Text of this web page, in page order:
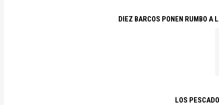
DIEZ BARCOS PONEN RUMBO A
LOS